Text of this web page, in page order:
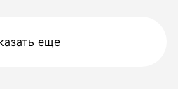
еще